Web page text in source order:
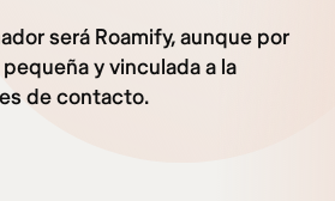
será Roamify, aunque por
y vinculada a la
de contacto.